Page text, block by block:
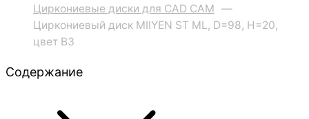
Циркониевые диски для CAD CAM —
Циркониевый диск MIIYEN ST ML, D=98, H=20,
цвет B3
Содержание